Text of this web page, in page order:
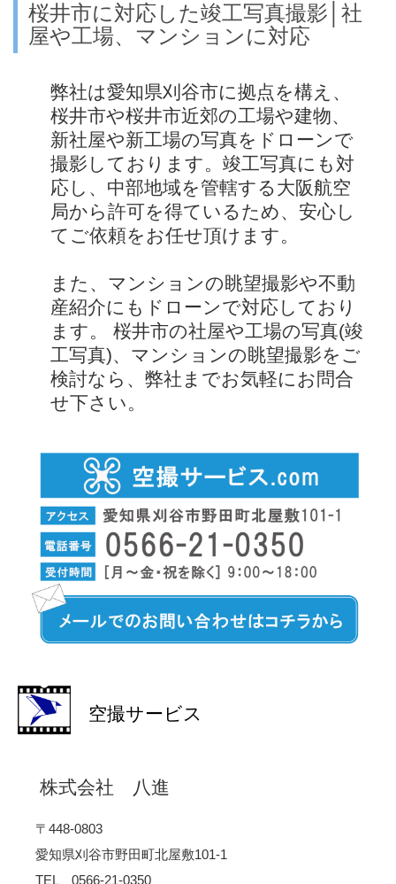
桜井市に対応した竣工写真撮影│社
屋や工場、マンションに対応
弊社は愛知県刈谷市に拠点を構え、
桜井市や桜井市近郊の工場や建物、
新社屋や新工場の写真をドローンで
撮影しております。竣工写真にも対
応し、中部地域を管轄する大阪航空
局から許可を得ているため、安心し
てご依頼をお任せ頂けます。
また、マンションの眺望撮影や不動
産紹介にもドローンで対応しており
ます。 桜井市の社屋や工場の写真(竣
工写真)、マンションの眺望撮影をご
検討なら、弊社までお気軽にお問合
せ下さい。
空撮サービス
株式会社 八進
〒448-0803
愛知県刈谷市野田町北屋敷101-1
TEL 0566-21-0350